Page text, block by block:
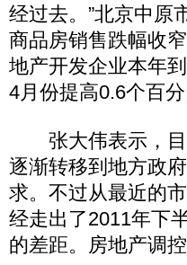
经过去。”北京中原
商品房销售跌幅收
地产开发企业本年
4月份提高0.6个百分
张大伟表示，目
逐渐转移到地方政
求。不过从最近的
经走出了2011年下
的差距。房地产调